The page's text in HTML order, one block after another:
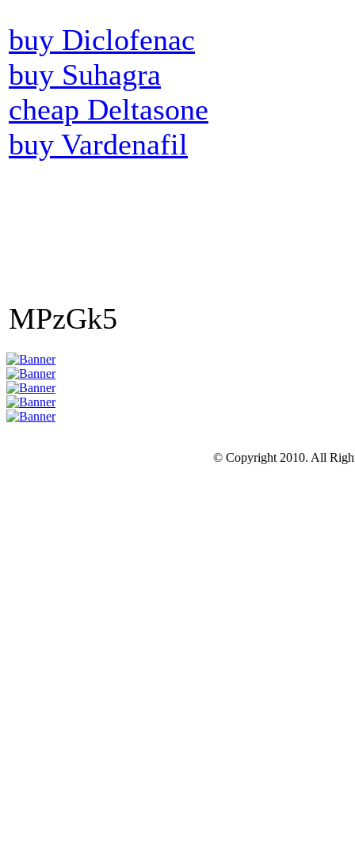
buy Diclofenac
buy Suhagra
cheap Deltasone
buy Vardenafil
MPzGk5
© Copyright 2010. All